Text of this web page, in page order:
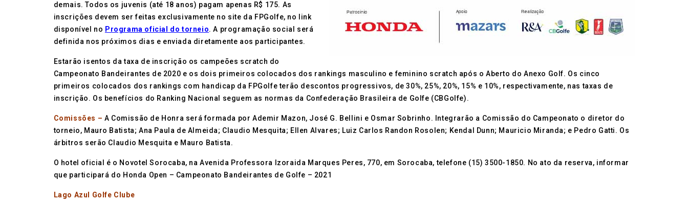
demais. Todos os juvenis (até 18 anos) pagam apenas R$ 175. As
inscrições devem ser feitas exclusivamente no site da FPGolfe, no link
disponível no Programa oficial do torneio. A programação social será
definida nos próximos dias e enviada diretamente aos participantes.
Estarão isentos da taxa de inscrição os campeões scratch do
Campeonato Bandeirantes de 2020 e os dois primeiros colocados dos rankings masculino e feminino scratch após o Aberto do Anexo Golf. Os cinco
primeiros colocados dos rankings com handicap da FPGolfe terão descontos progressivos, de 30%, 25%, 20%, 15% e 10%, respectivamente, nas taxas de
inscrição. Os benefícios do Ranking Nacional seguem as normas da Confederação Brasileira de Golfe (CBGolfe).
Comissões – A Comissão de Honra será formada por Ademir Mazon, José G. Bellini e Osmar Sobrinho. Integrarão a Comissão do Campeonato o diretor do
torneio, Mauro Batista; Ana Paula de Almeida; Claudio Mesquita; Ellen Alvares; Luiz Carlos Randon Rosolen; Kendal Dunn; Mauricio Miranda; e Pedro Gatti. Os
árbitros serão Claudio Mesquita e Mauro Batista.
O hotel oficial é o Novotel Sorocaba, na Avenida Professora Izoraida Marques Peres, 770, em Sorocaba, telefone (15) 3500-1850. No ato da reserva, informar
que participará do Honda Open – Campeonato Bandeirantes de Golfe – 2021
Lago Azul Golfe Clube